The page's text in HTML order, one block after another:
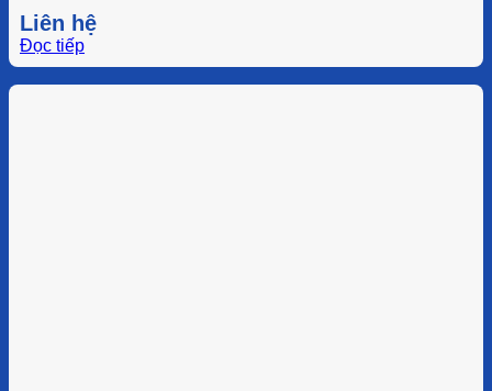
Liên hệ
Đọc tiếp